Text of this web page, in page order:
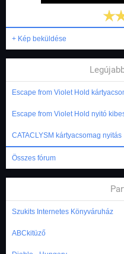
+ Kép beküldése
Escape from Violet Hold
Escape from Violet Hold nyitó
CATACLYSM kártyacsomag nyitás
Összes fórum
Szukits Internetes Könyváruház
ABCkitüző